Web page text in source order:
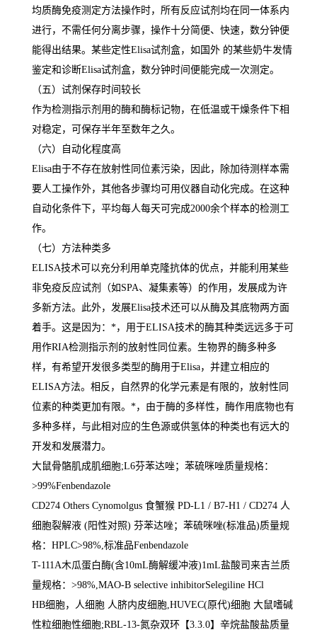
均质酶免疫测定方法操作时，所有反应试剂均在同一体系内
进行，不需任何分离步骤，操作十分简便、快速，数分钟便
能得出结果。某些定性Elisa试剂盒，如国外 的某些奶牛发情
鉴定和诊断Elisa试剂盒，数分钟时间便能完成一次测定。
（五）试剂保存时间较长
作为检测指示剂用的酶和酶标记物，在低温或干燥条件下相
对稳定，可保存半年至数年之久。
（六）自动化程度高
Elisa由于不存在放射性同位素污染，因此，除加待测样本需
要人工操作外，其他各步骤均可用仪器自动化完成。在这种
自动化条件下，平均每人每天可完成2000余个样本的检测工
作。
（七）方法种类多
ELISA技术可以充分利用单克隆抗体的优点，并能利用某些
非免疫反应试剂（如 SPA、凝集素等）的作用，发展成为许
多新方法。此外，发展Elisa技术还可以从酶及其底物两方面
着手。这是因为： *，用于ELISA技术的酶其种类远远多于可
用作RIA检测指示剂的放射性同位素。生物界的酶多种多
样，有希望开发很多类型的酶用于Elisa，并建立相应的
ELISA方法。相反，自然界的化学元素是有限的，放射性同
位素的种类更加有限。 *，由于酶的多样性，酶作用底物也有
多种多样，与此相对应的生色源或供氢体的种类也有远大的
开发和发展潜力。
大鼠骨骼肌成肌细胞;L6芬苯达唑；苯硫咪唑质量规格：
>99%Fenbendazole
CD274 Others Cynomolgus 食蟹猴 PD-L1 / B7-H1 / CD274 人
细胞裂解液 (阳性对照) 芬苯达唑；苯硫咪唑(标准品)质量规
格： HPLC>98%, 标准品Fenbendazole
T-111A木瓜蛋白酶(含10mL酶解缓冲液)1mL盐酸司来吉兰质
量规格： >98%,MAO-B selective inhibitorSelegiline HCl
HB细胞，人细胞 人脐内皮细胞 ,HUVEC(原代)细胞 大鼠嗜碱
性粒细胞性细胞;RBL-13-氮杂双环【3.3.0】辛烷盐酸盐质量